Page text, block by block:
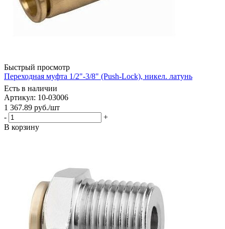
Быстрый просмотр
Переходная муфта 1/2"-3/8" (Push-Lock), никел. латунь
Есть в наличии
Артикул: 10-03006
1 367.89 руб./шт
-
+
В корзину